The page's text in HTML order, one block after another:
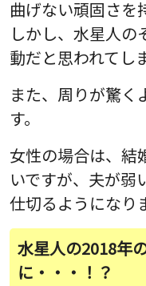
曲げない頑固さを
しかし、水星人
動だと思われてし
また、周りが驚く
す。
女性の場合は、結
いですが、夫が弱
仕切るようになり
水星人の2018年
に・・・！？